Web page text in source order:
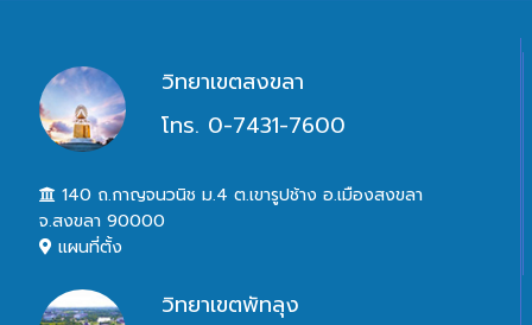
วิทยาเขตสงขลา
โทร. 0-7431-7600
140 ถ.กาญจนวนิช ม.4 ต.เขารูปช้าง อ.เมืองสงขลา
จ.สงขลา 90000
แผนที่ตั้ง
วิทยาเขตพัทลุง